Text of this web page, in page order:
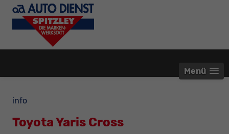
Menü
info
Toyota Yaris Cross